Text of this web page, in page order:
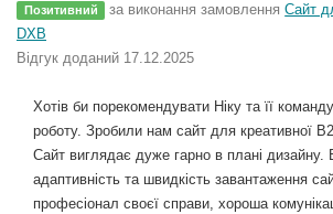
Позитивний за виконання замовленняСайт
DXB
Відгук доданий 17.12.2025
Хотів би порекомендувати Ніку та її
роботу. Зробили нам сайт для креативної
Сайт виглядає дуже гарно в плані дизайну.
адаптивність та швидкість завантаження
професіонал своєї справи, хороша